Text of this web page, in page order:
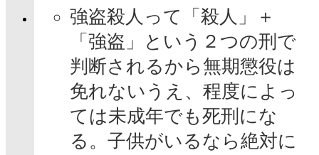
強盗殺人って「殺人」＋
「強盗」という２つの刑で
判断されるから無期懲役は
免れないうえ、程度によっ
ては未成年でも死刑にな
る。子供がいるなら絶対に